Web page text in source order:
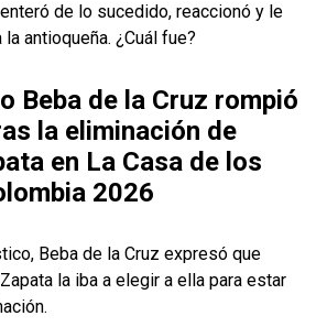
de lo sucedido, reaccionó y le
antioqueña. ¿Cuál fue?
Beba de la Cruz rompió
la eliminación de
en La Casa de los
2026
Beba de la Cruz expresó que
la iba a elegir a ella para estar